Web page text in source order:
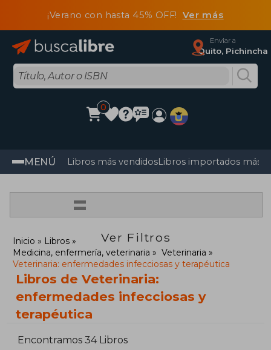
¡Verano con hasta 45% OFF! Ver más
Enviar a
Quito, Pichincha
0
MENÚ Libros más vendidosLibros importados más
=
Ver Filtros
Inicio
Libros
Medicina, enfermería, veterinaria
Veterinaria
Veterinaria: enfermedades infecciosas y terapéutica
Libros de Veterinaria:
enfermedades infecciosas y
terapéutica
Encontramos 34 Libros